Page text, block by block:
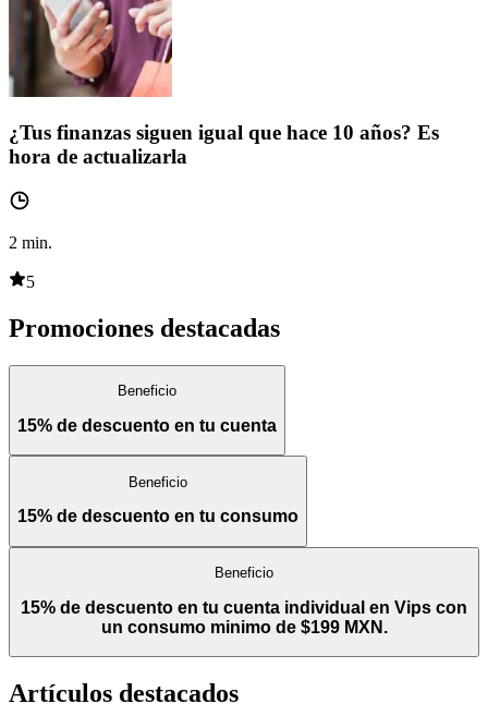
¿Tus finanzas siguen igual que hace 10 años? Es
hora de actualizarla
2 min.
5
Promociones destacadas
Beneficio
15% de descuento en tu cuenta
Beneficio
15% de descuento en tu consumo
Beneficio
15% de descuento en tu cuenta individual en Vips con
un consumo minimo de $199 MXN.
Artículos destacados